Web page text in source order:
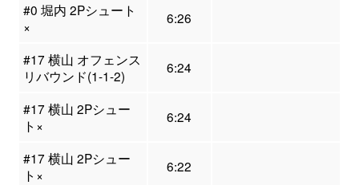
#0 堀内 2Pシュート
×
6:26
#17 横山 オフェンス
リバウンド(1-1-2)
6:24
#17 横山 2Pシュー
ト×
6:24
#17 横山 2Pシュー
ト×
6:22